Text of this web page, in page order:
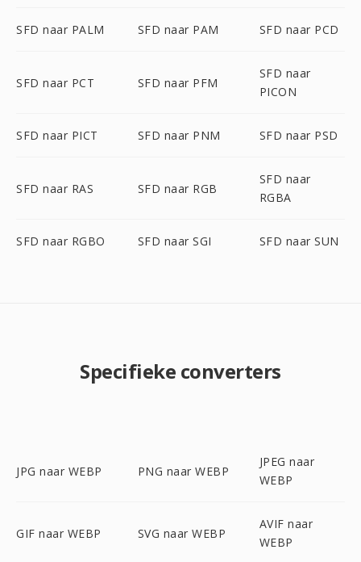
SFD naar PALM SFD naar PAM SFD naar PCD
SFD naar PCT SFD naar PFM
SFD naar
PICON
SFD naar PICT SFD naar PNM SFD naar PSD
SFD naar RAS SFD naar RGB
SFD naar
RGBA
SFD naar RGBO SFD naar SGI SFD naar SUN
Specifieke converters
JPG naar WEBP PNG naar WEBP
JPEG naar
WEBP
GIF naar WEBP SVG naar WEBP
AVIF naar
WEBP